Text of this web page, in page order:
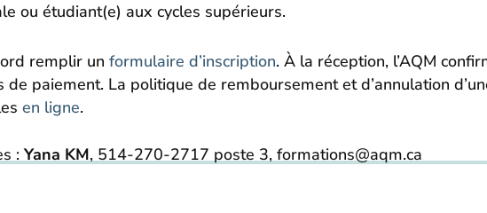
ou étudiant(e) aux cycles supérieurs.
remplir un formulaire d’inscription. À la réception, l’AQM
paiement. La politique de remboursement et d’annulation
en ligne.
:Yana KM, 514-270-2717 poste 3, formations@aqm.ca